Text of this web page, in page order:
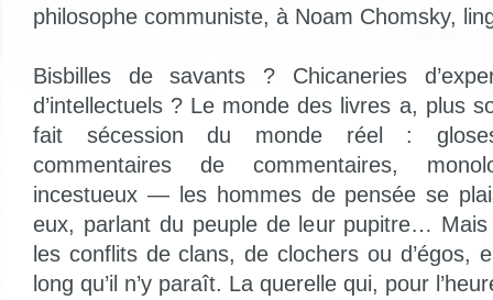
philosophe communiste, à Noam Chomsky,
Bisbilles de savants ? Chicaneries
d’intellectuels ? Le monde des livres a, plus
fait sécession du monde réel :
commentaires de commentaires,
incestueux — les hommes de pensée se
eux, parlant du peuple de leur pupitre…
les conflits de clans, de clochers ou d’égos,
long qu’il n’y paraît. La querelle qui, pour